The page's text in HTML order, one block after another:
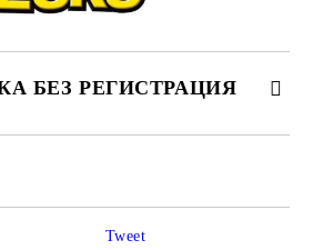
БЕЗ РЕГИСТРАЦИЯ
Tweet